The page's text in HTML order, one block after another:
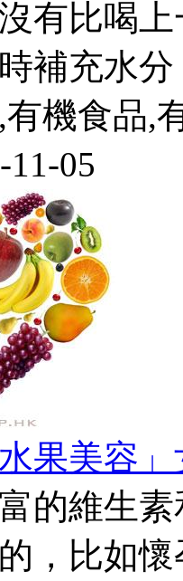
有比喝
補充水
機食品,
11-05
水果美容
的維生
，比如